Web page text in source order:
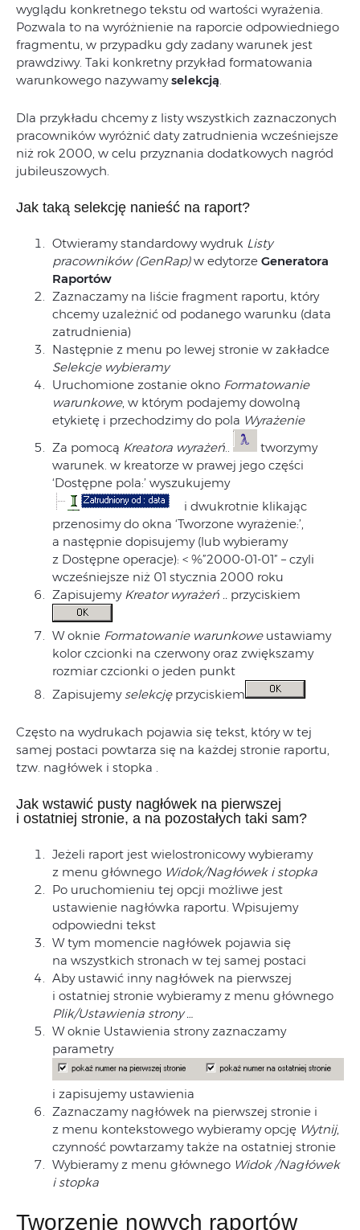
wyglądu konkretnego tekstu od wartości wyrażenia.
Pozwala to na wyróżnienie na raporcie odpowiedniego
fragmentu, w przypadku gdy zadany warunek jest
prawdziwy. Taki konkretny przykład formatowania
warunkowego nazywamyselekcją.
Dla przykładu chcemy z listy wszystkich zaznaczonych
pracowników wyróżnić daty zatrudnienia wcześniejsze
niż rok 2000, w celu przyznania dodatkowych nagród
jubileuszowych.
Jak taką selekcję nanieść na raport?
Otwieramy standardowy wydruk Listy
pracowników (GenRap)w edytorze Generatora
Raportów
Zaznaczamy na liście fragment raportu, który
chcemy uzależnić od podanego warunku (data
zatrudnienia)
Następnie z menu po lewej stronie w zakładce
Selekcje wybieramy
Uruchomione zostanie okno Formatowanie
warunkowe, w którym podajemy dowolną
etykietę i przechodzimy do pola Wyrażenie
Za pomocą Kreatora wyrażeń..
tworzymy
warunek. w kreatorze w prawej jego części
‘Dostępne pola:’ wyszukujemy
i dwukrotnie klikając
przenosimy do okna ‘Tworzone wyrażenie:’,
a następnie dopisujemy (lub wybieramy
z Dostępne operacje): < %”2000-01-01” – czyli
wcześniejsze niż 01 stycznia 2000 roku
Zapisujemy Kreator wyrażeń .. przyciskiem
W oknie Formatowanie warunkoweustawiamy
kolor czcionki na czerwony oraz zwiększamy
rozmiar czcionki o jeden punkt
Zapisujemy selekcjęprzyciskiem
Często na wydrukach pojawia się tekst, który w tej
samej postaci powtarza się na każdej stronie raportu,
tzw. nagłówek i stopka .
Jak wstawić pusty nagłówek na pierwszej
i ostatniej stronie, a na pozostałych taki sam?
Jeżeli raport jest wielostronicowy wybieramy
z menu głównego Widok/Nagłówek i stopka
Po uruchomieniu tej opcji możliwe jest
ustawienie nagłówka raportu. Wpisujemy
odpowiedni tekst
W tym momencie nagłówek pojawia się
na wszystkich stronach w tej samej postaci
Aby ustawić inny nagłówek na pierwszej
i ostatniej stronie wybieramy z menu głównego
Plik/Ustawienia strony …
W oknie Ustawienia strony zaznaczamy
parametry
i zapisujemy ustawienia
Zaznaczamy nagłówek na pierwszej stronie i
z menu kontekstowego wybieramy opcję Wytnij,
czynność powtarzamy także na ostatniej stronie
Wybieramy z menu głównego Widok /Nagłówek
i stopka
Tworzenie nowych raportów